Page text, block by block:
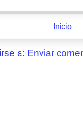
Inicio
a: Enviar